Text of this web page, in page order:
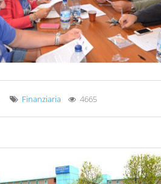
Finanziaria 4665